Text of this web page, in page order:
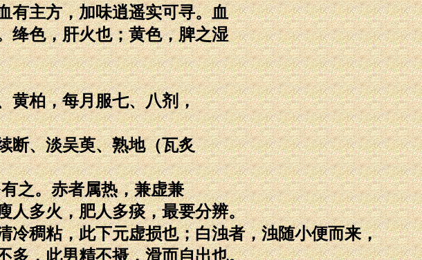
有主方，加味逍遥实可寻。血
绛色，肝火也；黄色，脾之湿
黄柏，每月服七、八剂，
断、淡吴萸、熟地（瓦炙
之。赤者属热，兼虚兼
人多火，肥人多痰，最要分辨。
冷稠粘，此下元虚损也；白浊者，浊随小便而来，
多，此男精不摄，滑而自出也。